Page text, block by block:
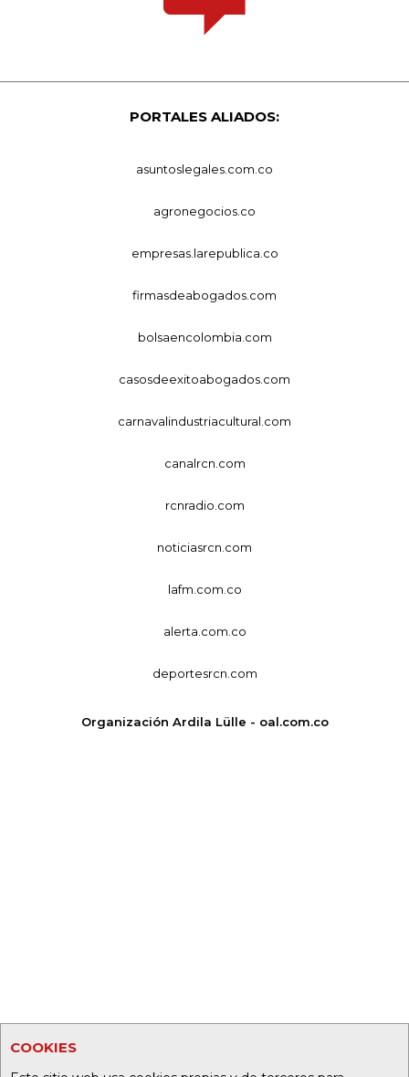
COOKIES
PORTALES ALIADOS:
asuntoslegales.com.co
agronegocios.co
empresas.larepublica.co
firmasdeabogados.com
bolsaencolombia.com
casosdeexitoabogados.com
carnavalindustriacultural.com
canalrcn.com
rcnradio.com
noticiasrcn.com
lafm.com.co
alerta.com.co
deportesrcn.com
Organización Ardila Lülle - oal.com.co